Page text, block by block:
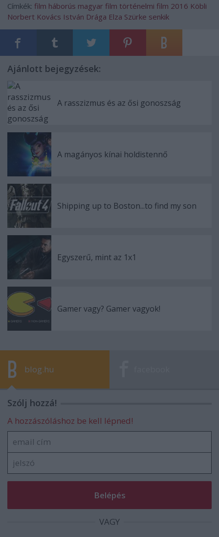
Címkék: film háborús magyar film történelmi film 2016 Köbli
Norbert Kovács István Drága Elza Szürke senkik
Ajánlott bejegyzések:
A rasszizmus és az ősi gonoszság
A magányos kínai holdistennő
Shipping up to Boston...to find my son
Egyszerű, mint az 1x1
Gamer vagy? Gamer vagyok!
blog.hu
Szólj hozzá!
A hozzászóláshoz be kell lépned!
VAGY